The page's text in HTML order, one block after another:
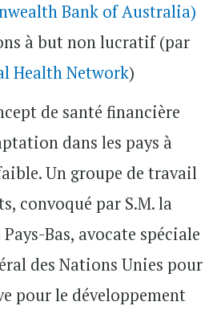
Bank of Australia)
à but non lucratif (par
Health Network)
de santé financière
dans les pays à
Un groupe de travail
convoqué par S.M. la
Bas, avocate spéciale
des Nations Unies pour
pour le développement